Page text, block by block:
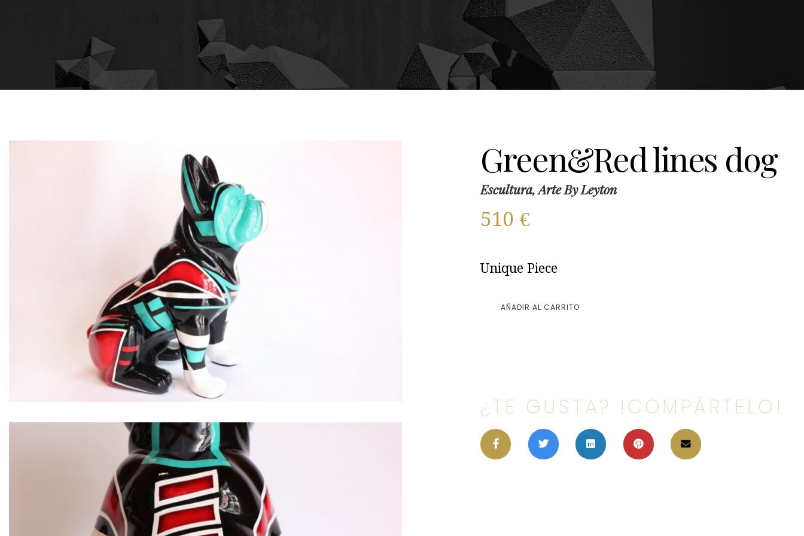
Green&Red lines dog
Escultura, Arte By Leyton
510€
Unique Piece
AÑADIR AL CARRITO
¿TE GUSTA? !COMPÁRTELO!